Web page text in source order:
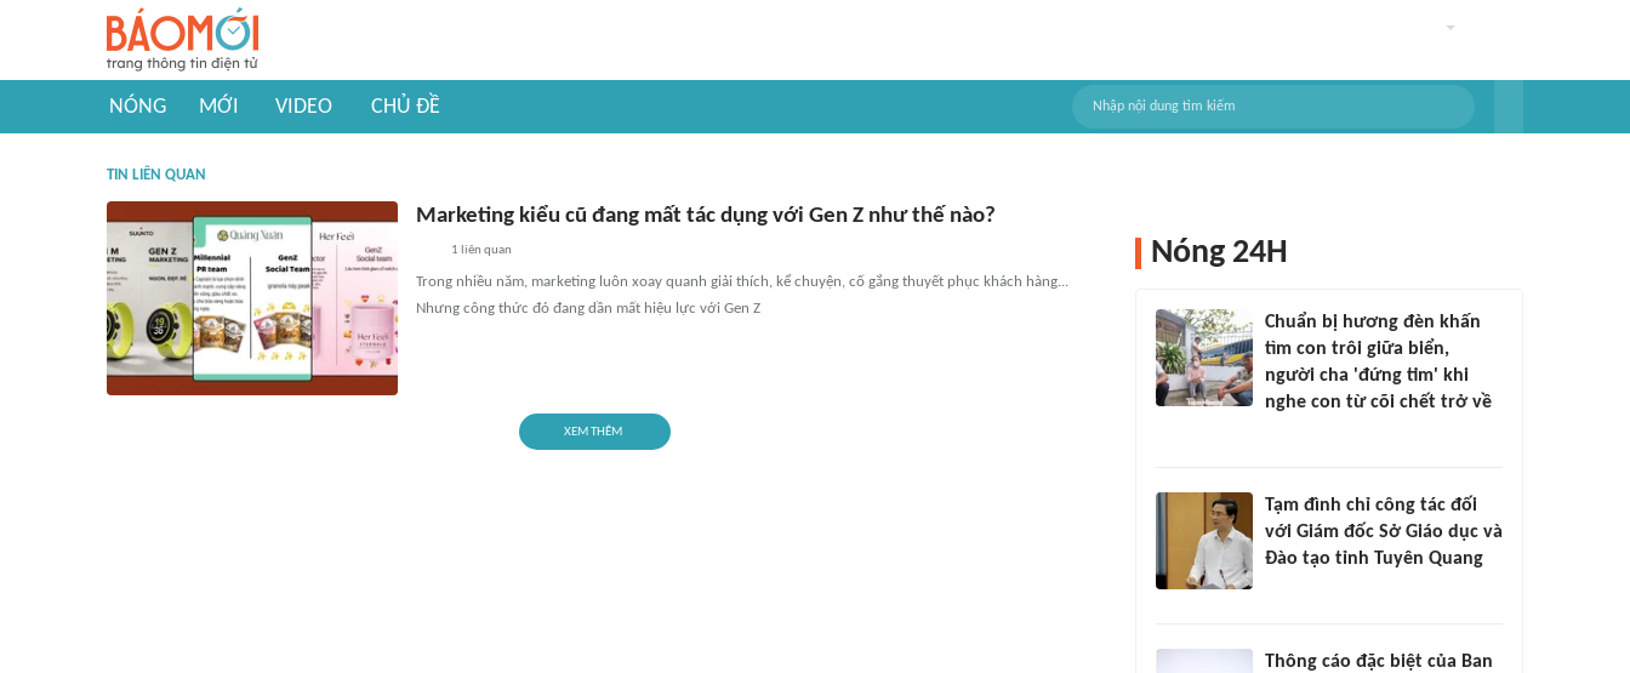
NÓNG MỚI VIDEO CHỦ ĐỀ
TIN LIÊN QUAN
Marketing kiểu cũ đang mất tác dụng với Gen Z như thế nào?
1 liên quan
Trong nhiều năm, marketing luôn xoay quanh giải thích, kể chuyện, cố gắng thuyết phục khách hàng...
Nhưng công thức đó đang dần mất hiệu lực với Gen Z
XEM THÊM
Nóng 24H
Chuẩn bị hương đèn khấn
tìm con trôi giữa biển,
người cha 'đứng tim' khi
nghe con từ cõi chết trở về
Tạm đình chỉ công tác đối
với Giám đốc Sở Giáo dục và
Đào tạo tỉnh Tuyên Quang
Thông cáo đặc biệt của Ban